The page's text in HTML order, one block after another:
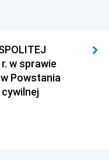
w sprawie
Powstania